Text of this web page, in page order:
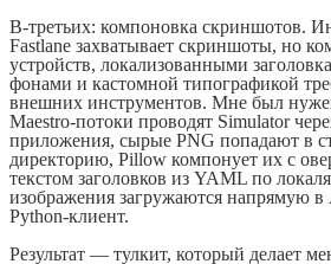
В-третьих: компоновка скриншотов.
Fastlane захватывает скриншоты, но
устройств, локализованными
фонами и кастомной типографикой
внешних инструментов. Мне был
Maestro-потоки проводят Simulator
приложения, сырые PNG попадают в
директорию, Pillow компонует их с
текстом заголовков из YAML по
изображения загружаются напрямую в
Python-клиент.
Результат — тулкит, который делает